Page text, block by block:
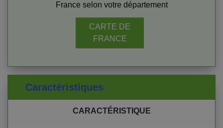
France selon votre département
CARTE DE
FRANCE
Caractéristiques
CARACTÉRISTIQUE